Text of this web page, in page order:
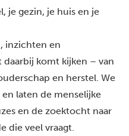
je gezin, je huis en je
inzichten en
komt kijken – van
en herstel. We
laten de menselijke
en de zoektocht naar
die veel vraagt.